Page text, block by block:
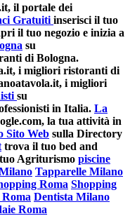
il portale dei
Gratuiti inserisci il tuo
il tuo negozio e inizia a
su
di Bologna.
i migliori ristoranti di
i migliori
su
in Italia. La
la tua attività in
Sito Web sulla Directory
trova il tuo bed and
Agriturismo piscine
Tapparelle Milano
Roma Shopping
Dentista Milano
Roma